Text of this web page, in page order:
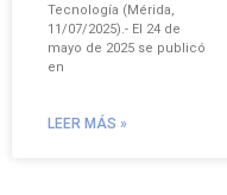
Tecnología (Mérida,
11/07/2025).- El 24 de
mayo de 2025 se publicó
en
LEER MÁS »